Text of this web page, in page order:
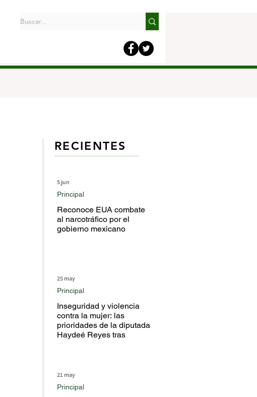
Reconoce EUA combate
al narcotráfico por el
gobierno mexicano
Principal
5 jun
Inseguridad y violencia
contra la mujer: las
prioridades de la diputada
Haydeé Reyes tras
Principal
25 may
Principal
21 may
RECIENTES